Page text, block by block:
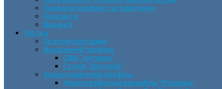
Правила прийому та поведінки
Контакти
Вакансії
Гуртки
Освітня програма
Вокальний профіль
СВМ “Антарес”
Студія “Вікторія”
Хореографічний профіль
Хореографічний ансамбль “Росинка”